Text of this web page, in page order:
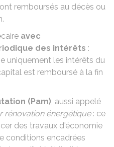
remboursés au décès ou
avec
des intérêts :
uniquement les intérêts du
est remboursé à la fin
(Pam), aussi appelé
rénovation énergétique: ce
des travaux d'économie
conditions encadrées